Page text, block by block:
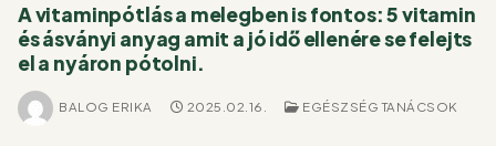
A vitaminpótlás a melegben is fontos: 5 vitamin
és ásványi anyag amit a jó idő ellenére se felejts
el a nyáron pótolni.
BALOG ERIKA 2025.02.16. EGÉSZSÉG TANÁCSOK